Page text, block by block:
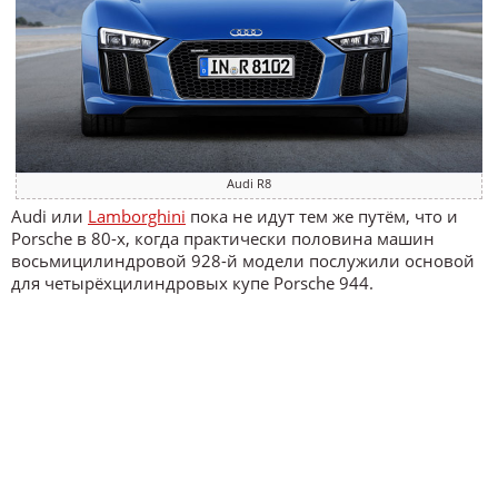
Audi R8
Audi или Lamborghini пока не идут тем же путём, что и
Porsche в 80-х, когда практически половина машин
восьмицилиндровой 928-й модели послужили основой
для четырёхцилиндровых купе Porsche 944.